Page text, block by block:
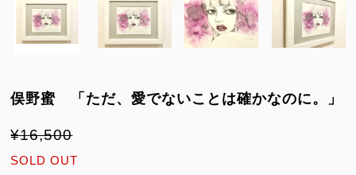
俣野蜜 「ただ、愛でないことは確かなのに。」
¥16,500
SOLD OUT